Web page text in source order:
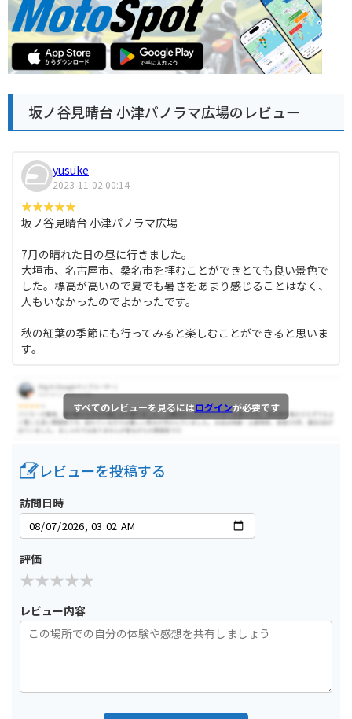
坂ノ谷見晴台 小津パノラマ広場のレビュー
yusuke
2023-11-02 00:14
坂ノ谷見晴台 小津パノラマ広場
7月の晴れた日の昼に行きました。
大垣市、名古屋市、桑名市を拝むことができとても良い景色で
した。標高が高いので夏でも暑さをあまり感じることはなく、
人もいなかったのでよかったです。
秋の紅葉の季節にも行ってみると楽しむことができると思いま
す。
すべてのレビューを見るにはログインが必要です
レビューを投稿する
訪問日時
評価
レビュー内容